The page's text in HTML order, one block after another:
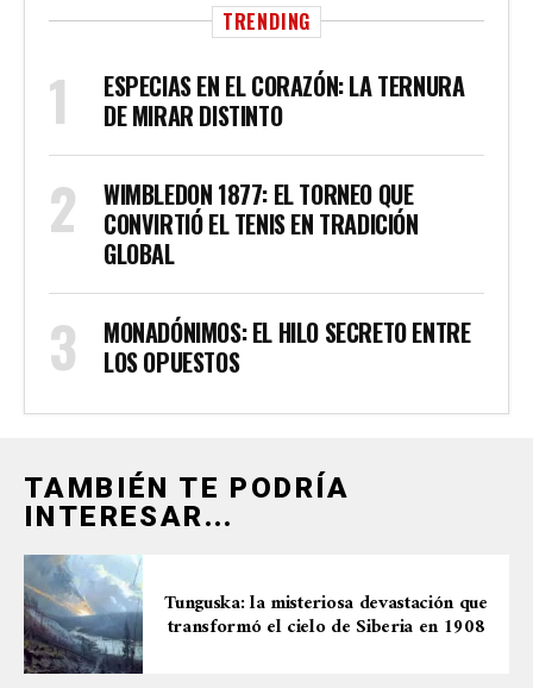
TRENDING
ESPECIAS EN EL CORAZÓN: LA TERNURA
DE MIRAR DISTINTO
WIMBLEDON 1877: EL TORNEO QUE
CONVIRTIÓ EL TENIS EN TRADICIÓN
GLOBAL
MONADÓNIMOS: EL HILO SECRETO ENTRE
LOS OPUESTOS
TAMBIÉN TE PODRÍA
INTERESAR...
Tunguska: la misteriosa devastación que
transformó el cielo de Siberia en 1908